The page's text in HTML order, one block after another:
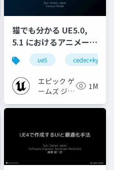
ue-rendering
猫でも分かる UE5.0,
5.1 におけるアニメーシ
ョンの新機能について
【CEDEC+KYUSHU
2022】
ue5 cedec+kyushu
エピック ゲ
ームズ ジャ
1M